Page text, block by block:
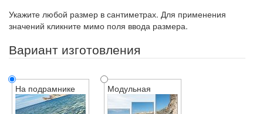
Укажите любой размер в сантиметрах. Для применения
значений кликните мимо поля ввода размера.
Вариант изготовления
На подрамнике Модульная